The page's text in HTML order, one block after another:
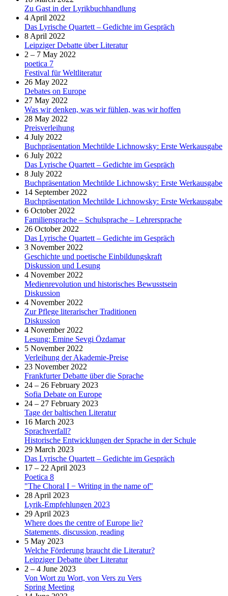
Zu Gast in der Lyrikbuchhandlung
4 April 2022
Das Lyrische Quartett – Gedichte im Gespräch
8 April 2022
Leipziger Debatte über Literatur
2 – 7 May 2022
poetica 7
Festival für Weltliteratur
26 May 2022
Debates on Europe
27 May 2022
Was wir denken, was wir fühlen, was wir hoffen
28 May 2022
Preisverleihung
4 July 2022
Buchpräsentation Mechtilde Lichnowsky: Erste Werkausgabe
6 July 2022
Das Lyrische Quartett – Gedichte im Gespräch
8 July 2022
Buchpräsentation Mechtilde Lichnowsky: Erste Werkausgabe
14 September 2022
Buchpräsentation Mechtilde Lichnowsky: Erste Werkausgabe
6 October 2022
Familiensprache – Schulsprache – Lehrersprache
26 October 2022
Das Lyrische Quartett – Gedichte im Gespräch
3 November 2022
Geschichte und poetische Einbildungskraft
Diskussion und Lesung
4 November 2022
Medienrevolution und historisches Bewusstsein
Diskussion
4 November 2022
Zur Pflege literarischer Traditionen
Diskussion
4 November 2022
Lesung: Emine Sevgi Özdamar
5 November 2022
Verleihung der Akademie-Preise
23 November 2022
Frankfurter Debatte über die Sprache
24 – 26 February 2023
Sofia Debate on Europe
24 – 27 February 2023
Tage der baltischen Literatur
16 March 2023
Sprachverfall?
Historische Entwicklungen der Sprache in der Schule
29 March 2023
Das Lyrische Quartett – Gedichte im Gespräch
17 – 22 April 2023
Poetica 8
"The Choral I − Writing in the name of"
28 April 2023
Lyrik-Empfehlungen 2023
29 April 2023
Where does the centre of Europe lie?
Statements, discussion, reading
5 May 2023
Welche Förderung braucht die Literatur?
Leipziger Debatte über Literatur
2 – 4 June 2023
Von Wort zu Wort, von Vers zu Vers
Spring Meeting